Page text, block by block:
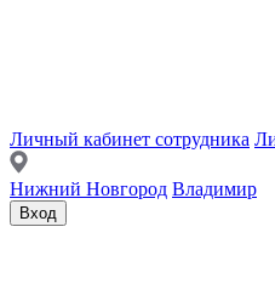
Личный кабинет сотрудника
Нижний Новгород Владимир
Вход